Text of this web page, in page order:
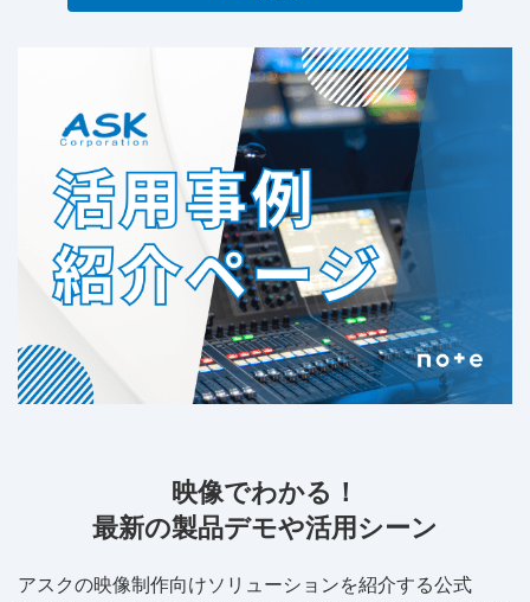
映像でわかる！
最新の製品デモや活用シーン
アスクの映像制作向けソリューションを紹介する公式